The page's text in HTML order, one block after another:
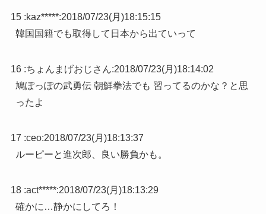
15 :kaz*****:2018/07/23(月)18:15:15
韓国国籍でも取得して日本から出ていって
16 :ちょんまげおじさん:2018/07/23(月)18:14:02
鳩ぽっぽの武勇伝 朝鮮拳法でも 習ってるのかな？と思
ったよ
17 :ceo:2018/07/23(月)18:13:37
ルーピーと進次郎、良い勝負かも。
18 :act*****:2018/07/23(月)18:13:29
確かに…静かにしてろ！